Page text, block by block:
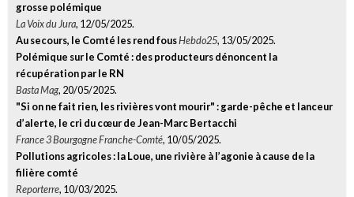
grosse polémique
La Voix du Jura, 12/05/2025.
Au secours, le Comté les rend fousHebdo25, 13/05/2025.
Polémique sur le Comté : des producteurs dénoncent la
récupération par le RN
Basta Mag, 20/05/2025.
"Si on ne fait rien, les rivières vont mourir" : garde-pêche et lanceur
d’alerte, le cri du cœur de Jean-Marc Bertacchi
France 3 Bourgogne Franche-Comté, 10/05/2025.
Pollutions agricoles : la Loue, une rivière à l’agonie à cause de la
filière comté
Reporterre, 10/03/2025.